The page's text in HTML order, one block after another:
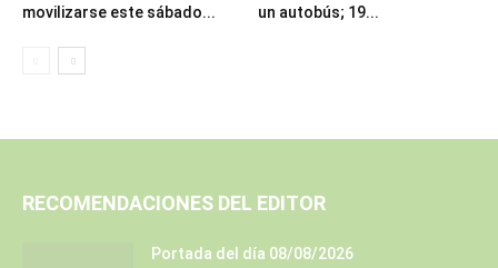
movilizarse este sábado...
un autobús; 19...
RECOMENDACIONES DEL EDITOR
Portada del día 08/08/2026